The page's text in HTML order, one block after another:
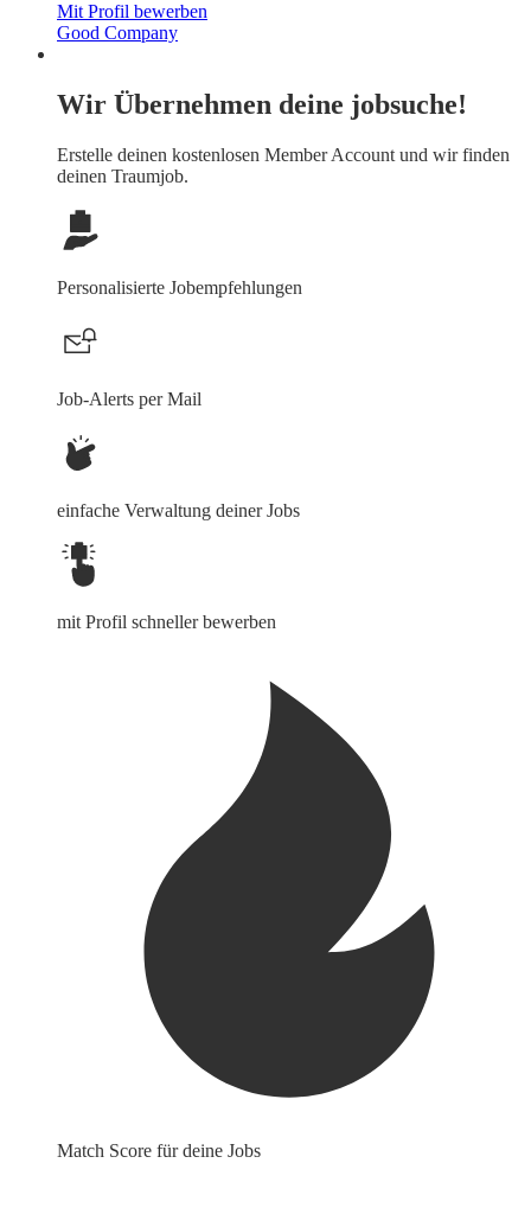
Mit Profil bewerben
Good Company
Wir Übernehmen deine jobsuche!
Erstelle deinen kostenlosen Member Account und wir finden
deinen Traumjob.
Personalisierte Jobempfehlungen
Job-Alerts per Mail
einfache Verwaltung deiner Jobs
mit Profil schneller bewerben
Match Score für deine Jobs